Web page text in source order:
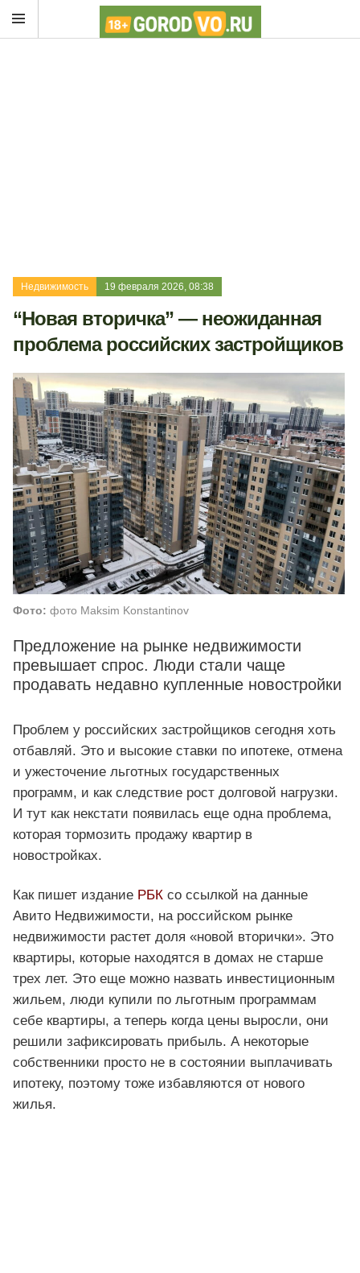
Недвижимость 19 февраля 2026, 08:38
“Новая вторичка” — неожиданная
проблема российских застройщиков
Фото: фото Maksim Konstantinov
Предложение на рынке недвижимости
превышает спрос. Люди стали чаще
продавать недавно купленные новостройки
Проблем у российских застройщиков сегодня хоть
отбавляй. Это и высокие ставки по ипотеке, отмена
и ужесточение льготных государственных
программ, и как следствие рост долговой нагрузки.
И тут как некстати появилась еще одна проблема,
которая тормозить продажу квартир в
новостройках.
Как пишет издание РБК со ссылкой на данные
Авито Недвижимости, на российском рынке
недвижимости растет доля «новой вторички». Это
квартиры, которые находятся в домах не старше
трех лет. Это еще можно назвать инвестиционным
жильем, люди купили по льготным программам
себе квартиры, а теперь когда цены выросли, они
решили зафиксировать прибыль. А некоторые
собственники просто не в состоянии выплачивать
ипотеку, поэтому тоже избавляются от нового
жилья.